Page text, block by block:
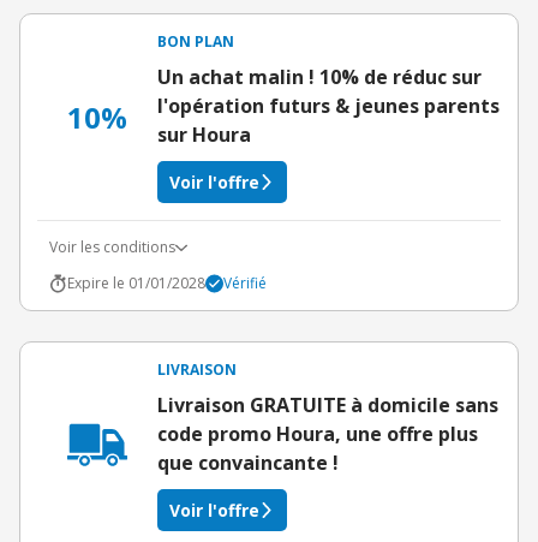
10%
BON PLAN
Un achat malin ! 10% de réduc sur
l'opération futurs & jeunes parents
sur Houra
Voir l'offre
Voir les conditions
Expire le 01/01/2028
Vérifié
LIVRAISON
Livraison GRATUITE à domicile sans
code promo Houra, une offre plus
que convaincante !
Voir l'offre